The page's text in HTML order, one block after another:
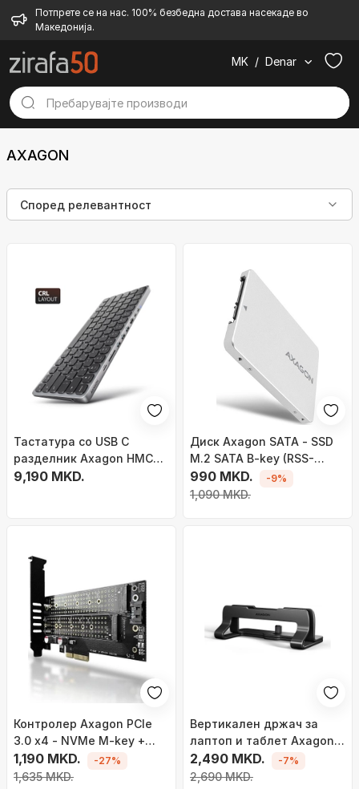
Потпрете се на нас. 100% безбедна достава насекаде во
Македонија.
MK / Denar
AXAGON
Тастатура со USB C
разделник Axagon HMC
KB CRL, 9 во 1, 0.6m, сива
9,190 MKD.
Диск Axagon SATA - SSD
M.2 SATA B-key (RSS-
M2SD), 2.5''
990 MKD.
1,090 MKD.
-9%
Контролер Axagon PCIe
3.0 x4 - NVMe M-key +
SATA B-key
1,190 MKD.
1,635 MKD.
-27%
Вертикален држач за
лаптоп и таблет Axagon
STND-VB, за уреди од 10"
до 17.3", метален, црн
2,490 MKD.
2,690 MKD.
-7%